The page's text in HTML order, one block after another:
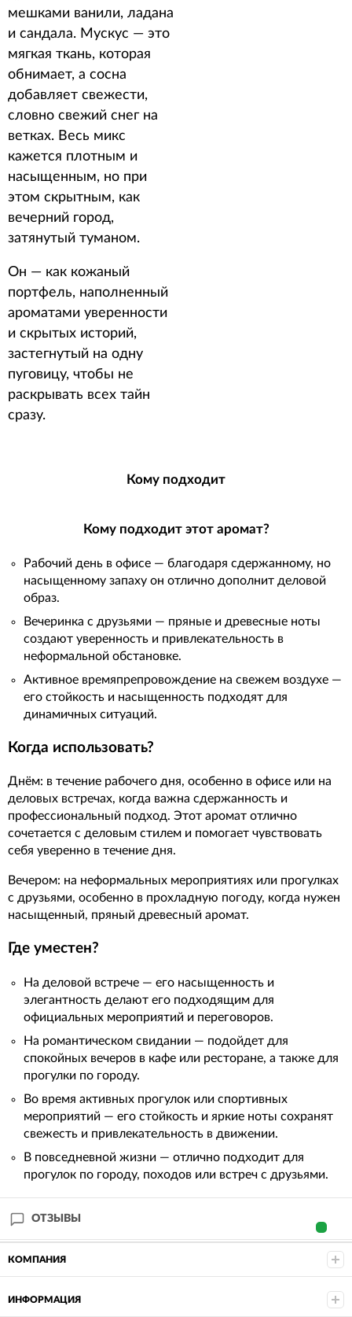
мешками ванили, ладана
и сандала. Мускус — это
мягкая ткань, которая
обнимает, а сосна
добавляет свежести,
словно свежий снег на
ветках. Весь микс
кажется плотным и
насыщенным, но при
этом скрытным, как
вечерний город,
затянутый туманом.
Он — как кожаный
портфель, наполненный
ароматами уверенности
и скрытых историй,
застегнутый на одну
пуговицу, чтобы не
раскрывать всех тайн
сразу.
Кому подходит
Кому подходит этот аромат?
Рабочий день в офисе — благодаря сдержанному, но
насыщенному запаху он отлично дополнит деловой
образ.
Вечеринка с друзьями — пряные и древесные ноты
создают уверенность и привлекательность в
неформальной обстановке.
Активное времяпрепровождение на свежем воздухе —
его стойкость и насыщенность подходят для
динамичных ситуаций.
Когда использовать?
Днём: в течение рабочего дня, особенно в офисе или на
деловых встречах, когда важна сдержанность и
профессиональный подход. Этот аромат отлично
сочетается с деловым стилем и помогает чувствовать
себя уверенно в течение дня.
Вечером: на неформальных мероприятиях или прогулках
с друзьями, особенно в прохладную погоду, когда нужен
насыщенный, пряный древесный аромат.
Где уместен?
На деловой встрече — его насыщенность и
элегантность делают его подходящим для
официальных мероприятий и переговоров.
На романтическом свидании — подойдет для
спокойных вечеров в кафе или ресторане, а также для
прогулки по городу.
Во время активных прогулок или спортивных
мероприятий — его стойкость и яркие ноты сохранят
свежесть и привлекательность в движении.
В повседневной жизни — отлично подходит для
прогулок по городу, походов или встреч с друзьями.
ОТЗЫВЫ
КОМПАНИЯ
ИНФОРМАЦИЯ